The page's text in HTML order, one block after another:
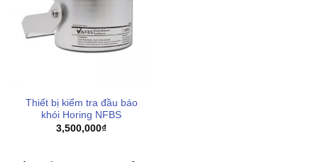
Để nhận báo giá và hỗ trợ lắp đặt, quý khách vui lòng liên
hệ trực tiếp qua số điện thoại 0898123114 để được phục
Thiết bị kiểm tra đầu báo
khói Horing NFBS
3,500,000₫